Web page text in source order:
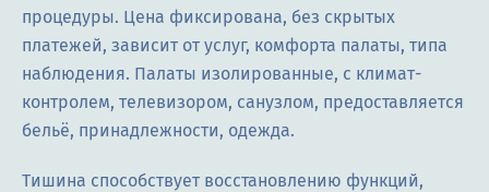
процедуры. Цена фиксирована, без скрытых
платежей, зависит от услуг, комфорта палаты, типа
наблюдения. Палаты изолированные, с климат-
контролем, телевизором, санузлом, предоставляется
бельё, принадлежности, одежда.
Тишина способствует восстановлению функций,